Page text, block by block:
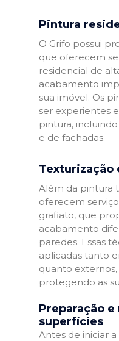
Pintura
O Grifo possui
que oferecem
residencial de
acabamento
sua imóvel. Os
ser experientes
pintura,
e de fachadas.
Texturização
Além da pintura
oferecem
grafiato, que
acabamento
paredes. Essas
aplicadas tanto
quanto
protegendo as
Preparação
superfícies
Antes de iniciar